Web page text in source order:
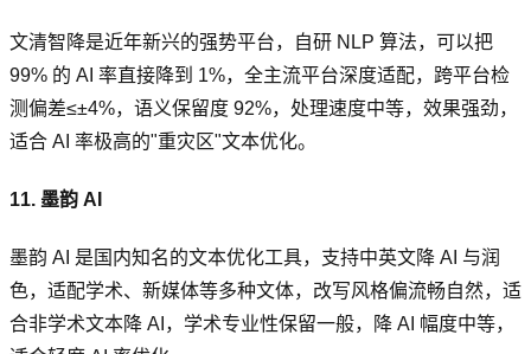
文清智降是近年新兴的强势平台，自研 NLP 算法，可以把
99% 的 AI 率直接降到 1%，全主流平台深度适配，跨平台检
测偏差≤±4%，语义保留度 92%，处理速度中等，效果强劲，
适合 AI 率极高的"重灾区"文本优化。
11. 墨韵 AI
墨韵 AI 是国内知名的文本优化工具，支持中英文降 AI 与润
色，适配学术、新媒体等多种文体，改写风格偏流畅自然，适
合非学术文本降 AI，学术专业性保留一般，降 AI 幅度中等，